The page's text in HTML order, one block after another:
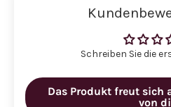
Schreiben Sie die
Das Produkt freut sich
von